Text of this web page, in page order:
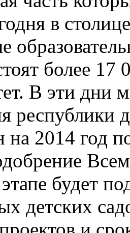
в
более 17
В эти дни
республики
на 2014 год
будет
детских